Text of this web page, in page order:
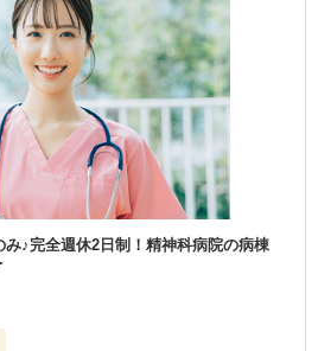
み♪完全週休2日制！精神科病院の病棟